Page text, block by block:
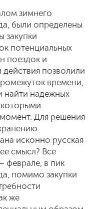
зимнего
были определены
закупки
потенциальных
поездок и
позволили
времени,
найти надежных
которыми
Для решения
исконно русская
смысл? Все
феврале, в пик
помимо закупки
же